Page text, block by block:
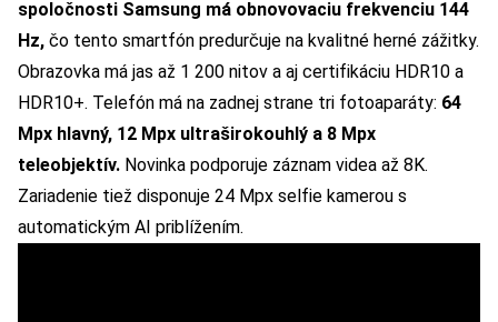
spoločnosti Samsung má obnovovaciu frekvenciu 144
Hz, čo tento smartfón predurčuje na kvalitné herné zážitky.
Obrazovka má jas až 1 200 nitov a aj certifikáciu HDR10 a
HDR10+. Telefón má na zadnej strane tri fotoaparáty: 64
Mpx hlavný, 12 Mpx ultraširokouhlý a 8 Mpx
teleobjektív. Novinka podporuje záznam videa až 8K.
Zariadenie tiež disponuje 24 Mpx selfie kamerou s
automatickým AI priblížením.